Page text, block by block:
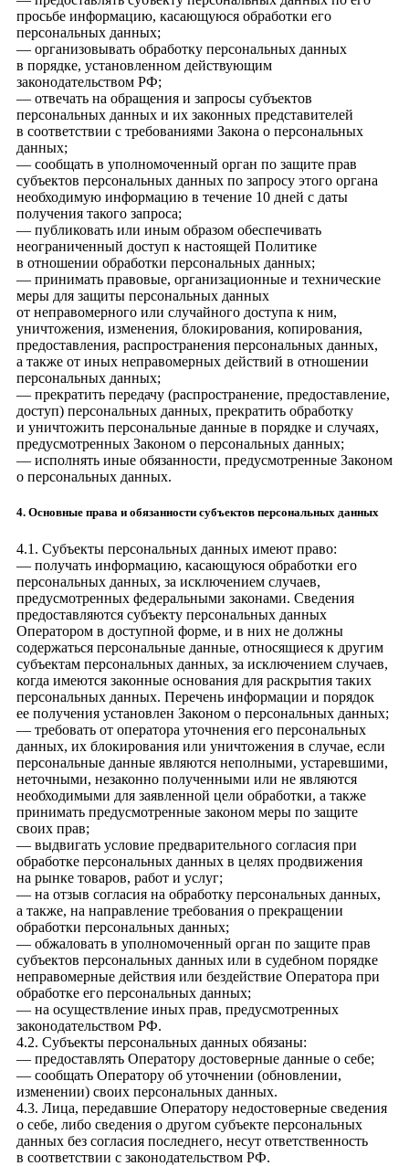
просьбе информацию, касающуюся обработки его
персональных данных;
— организовывать обработку персональных данных
в порядке, установленном действующим
законодательством РФ;
— отвечать на обращения и запросы субъектов
персональных данных и их законных представителей
в соответствии с требованиями Закона о персональных
данных;
— сообщать в уполномоченный орган по защите прав
субъектов персональных данных по запросу этого органа
необходимую информацию в течение 10 дней с даты
получения такого запроса;
— публиковать или иным образом обеспечивать
неограниченный доступ к настоящей Политике
в отношении обработки персональных данных;
— принимать правовые, организационные и технические
меры для защиты персональных данных
от неправомерного или случайного доступа к ним,
уничтожения, изменения, блокирования, копирования,
предоставления, распространения персональных данных,
а также от иных неправомерных действий в отношении
персональных данных;
— прекратить передачу (распространение, предоставление,
доступ) персональных данных, прекратить обработку
и уничтожить персональные данные в порядке и случаях,
предусмотренных Законом о персональных данных;
— исполнять иные обязанности, предусмотренные Законом
о персональных данных.
4. Основные права и обязанности субъектов персональных данных
4.1. Субъекты персональных данных имеют право:
— получать информацию, касающуюся обработки его
персональных данных, за исключением случаев,
предусмотренных федеральными законами. Сведения
предоставляются субъекту персональных данных
Оператором в доступной форме, и в них не должны
содержаться персональные данные, относящиеся к другим
субъектам персональных данных, за исключением случаев,
когда имеются законные основания для раскрытия таких
персональных данных. Перечень информации и порядок
ее получения установлен Законом о персональных данных;
— требовать от оператора уточнения его персональных
данных, их блокирования или уничтожения в случае, если
персональные данные являются неполными, устаревшими,
неточными, незаконно полученными или не являются
необходимыми для заявленной цели обработки, а также
принимать предусмотренные законом меры по защите
своих прав;
— выдвигать условие предварительного согласия при
обработке персональных данных в целях продвижения
на рынке товаров, работ и услуг;
— на отзыв согласия на обработку персональных данных,
а также, на направление требования о прекращении
обработки персональных данных;
— обжаловать в уполномоченный орган по защите прав
субъектов персональных данных или в судебном порядке
неправомерные действия или бездействие Оператора при
обработке его персональных данных;
— на осуществление иных прав, предусмотренных
законодательством РФ.
4.2. Субъекты персональных данных обязаны:
— предоставлять Оператору достоверные данные о себе;
— сообщать Оператору об уточнении (обновлении,
изменении) своих персональных данных.
4.3. Лица, передавшие Оператору недостоверные сведения
о себе, либо сведения о другом субъекте персональных
данных без согласия последнего, несут ответственность
в соответствии с законодательством РФ.